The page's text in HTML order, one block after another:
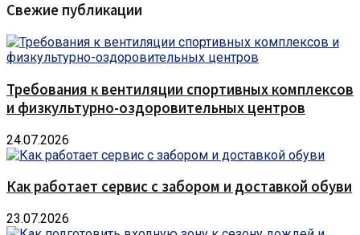
Свежие публикации
Требования к вентиляции спортивных комплексов
и физкультурно-оздоровительных центров
24.07.2026
Как работает сервис с забором и доставкой обуви
23.07.2026